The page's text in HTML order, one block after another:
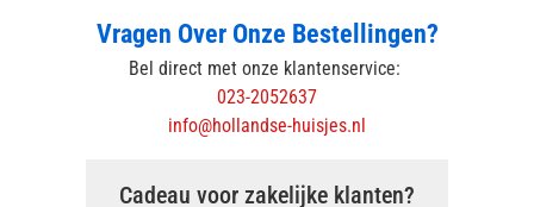
Vragen Over Onze Bestellingen?
Bel direct met onze klantenservice:
023-2052637
info@hollandse-huisjes.nl
Cadeau voor zakelijke klanten?